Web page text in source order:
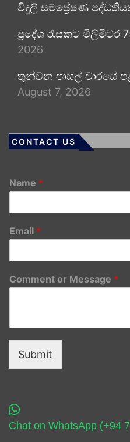
විදුලි සම්ප්‍රේෂණ
ප්‍රදේශ රැසකට මිලිමීටර
2026
තුන්වන පාසල් වාරයේ
August 7, 2026
CONTACT US
Name *
Email *
Comment or Message *
Submit
Chat on WhatsApp (+94